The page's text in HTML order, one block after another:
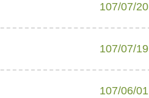
107/07/20
107/07/19
107/06/01